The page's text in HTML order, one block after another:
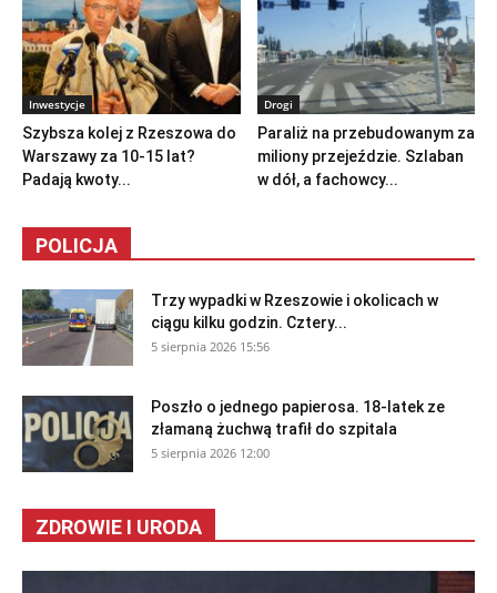
Inwestycje
Szybsza kolej z Rzeszowa do
Warszawy za 10-15 lat?
Padają kwoty...
Drogi
Paraliż na przebudowanym za
miliony przejeździe. Szlaban
w dół, a fachowcy...
POLICJA
Trzy wypadki w Rzeszowie i okolicach w
ciągu kilku godzin. Cztery...
5 sierpnia 2026 15:56
Poszło o jednego papierosa. 18-latek ze
złamaną żuchwą trafił do szpitala
5 sierpnia 2026 12:00
ZDROWIE I URODA